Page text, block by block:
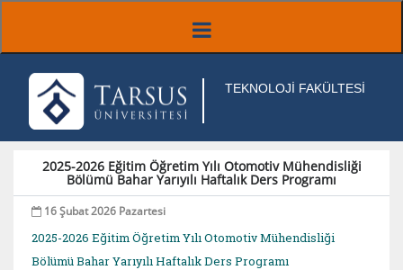
TEKNOLOJİ FAKÜLTESİ
2025-2026 Eğitim Öğretim Yılı Otomotiv Mühendisliği
Bölümü Bahar Yarıyılı Haftalık Ders Programı
16 Şubat 2026 Pazartesi
2025-2026 Eğitim Öğretim Yılı Otomotiv Mühendisliği
Bölümü Bahar Yarıyılı Haftalık Ders Programı